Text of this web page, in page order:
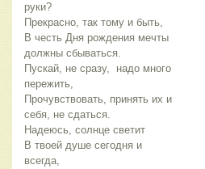
руки?
Прекрасно, так тому и быть,
В честь Дня рождения мечты
должны сбываться.
Пускай, не сразу, надо много
пережить,
Прочувствовать, принять их и
себя, не сдаться.
Надеюсь, солнце светит
В твоей душе сегодня и
всегда,